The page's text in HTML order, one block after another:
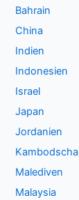
Bahrain
China
Indien
Indonesien
Israel
Japan
Jordanien
Kambodscha
Malediven
Malaysia